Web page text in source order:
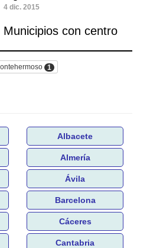
4 dic. 2015
Municipios con centro
1
Albacete
Almería
Ávila
Barcelona
Cáceres
Cantabria